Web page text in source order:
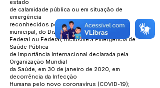
estado
de calamidade pública ou em situação de
emergência
reconhecidos pelos governos estadual,
municipal, do Distrito
Federal ou Federal, inclusive a Emergência de
Saúde Pública
de Importância Internacional declarada pela
Organização Mundial
da Saúde, em 30 de janeiro de 2020, em
decorrência da Infecção
Humana pelo novo coronavírus (COVID-19);